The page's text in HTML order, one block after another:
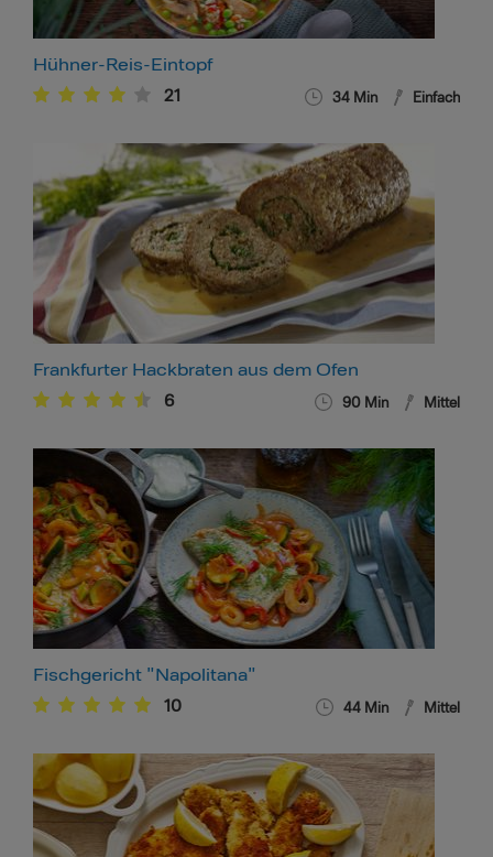
Hühner-Reis-Eintopf
21 34 Min Einfach
Frankfurter Hackbraten aus dem Ofen
6 90 Min Mittel
Fischgericht "Napolitana"
10 44 Min Mittel